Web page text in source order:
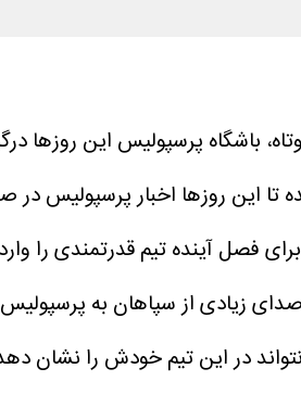
باشگاه پرسپولیس این
این روزها اخبار پرسپولیس در
برای فصل آینده تیم قدرتمندی
زیادی از سپاهان به
در این تیم خودش را نشان